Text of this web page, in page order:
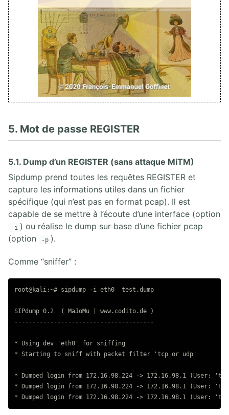
5. Mot de passe REGISTER
5.1. Dump d’un REGISTER (sans attaque MiTM)
Sipdump prend toutes les requêtes REGISTER et
capture les informations utiles dans un fichier
spécifique (qui n’est pas en format pcap). Il est
capable de se mettre à l’écoute d’une interface (option
-i ) ou réalise le dump sur base d’une fichier pcap
(option
-p ).
Comme “sniffer” :
root@kali:~# sipdump -i eth0  test.dump
SIPdump 0.2  ( MaJoMu | www.codito.de )
---------------------------------------
* Using dev 'eth0' for sniffing
* Starting to sniff with packet filter 'tcp or udp'
* Dumped login from 172.16.98.224 -> 172.16.98.1 (User:
* Dumped login from 172.16.98.224 -> 172.16.98.1 (User: